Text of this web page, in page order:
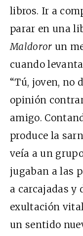
libros. Ir a
parar en una
Maldoror un
cuando
“Tú, joven, no
opinión
amigo.
produce la
veía a un
jugaban a las
a carcajadas y
exultación
un sentido